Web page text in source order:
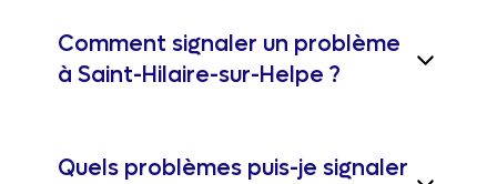
Comment signaler un problème
à Saint-Hilaire-sur-Helpe ?
Quels problèmes puis-je signaler